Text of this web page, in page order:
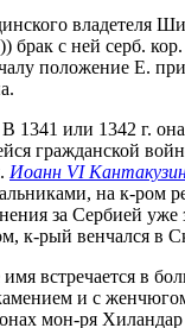
владетеля
брак с ней серб.
положение Е.
1341 или 1342 г.
гражданской
Иоанн VI
на к-ром
за Сербией уже
к-рый венчался в
встречается в
и с
мон-ря